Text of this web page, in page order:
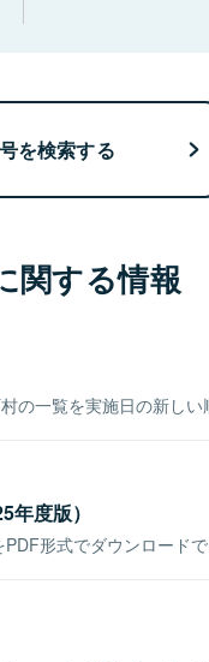
を検索する
関する情報
の一覧を実施日の新しい
度版）
形式でダウンロードで